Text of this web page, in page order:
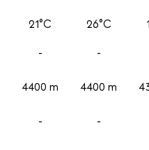
21°C
-
4400 m
-
26°C
-
4400 m
-